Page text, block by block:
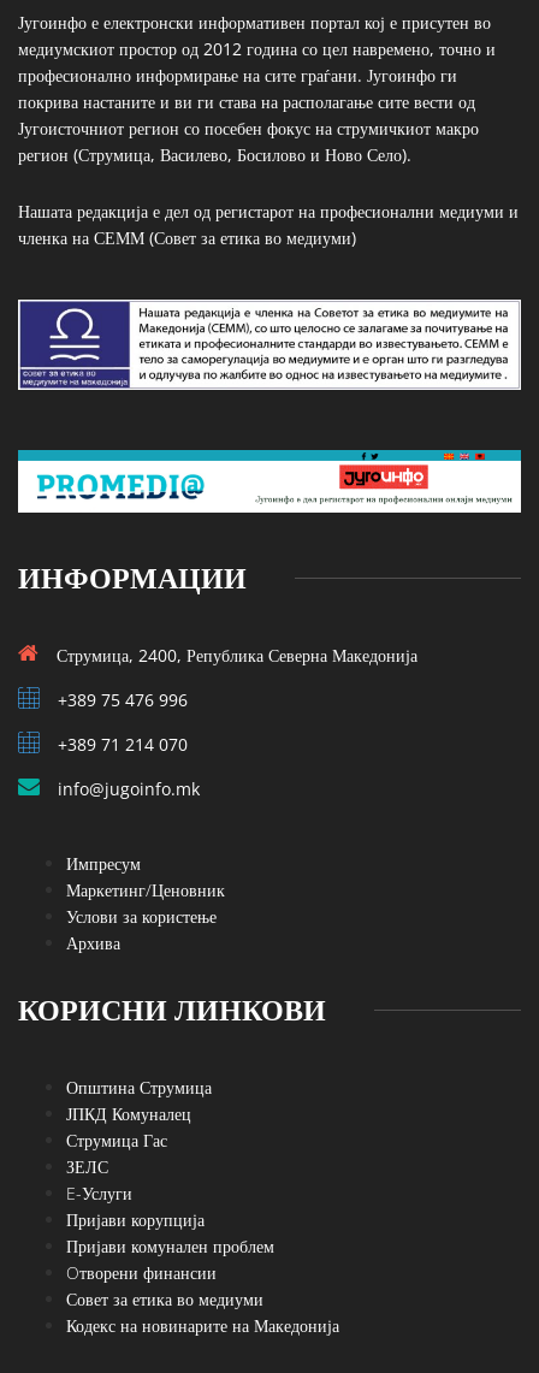
Југоинфо е електронски информативен портал кој е присутен во
медиумскиот простор од 2012 година со цел навремено, точно и
професионално информирање на сите граѓани. Југоинфо ги
покрива настаните и ви ги става на располагање сите вести од
Југоисточниот регион со посебен фокус на струмичкиот макро
регион (Струмица, Василево, Босилово и Ново Село).
Нашата редакција е дел од регистарот на професионални медиуми и
членка на СЕММ (Совет за етика во медиуми)
ИНФОРМАЦИИ
Струмица, 2400, Република Северна Македонија
+389 75 476 996
+389 71 214 070
info@jugoinfo.mk
Импресум
Маркетинг/Ценовник
Услови за користење
Архива
КОРИСНИ ЛИНКОВИ
Општина Струмица
ЈПКД Комуналец
Струмица Гас
ЗЕЛС
E-Услуги
Пријави корупција
Пријави комунален проблем
Oтворени финансии
Совет за етика во медиуми
Кодекс на новинарите на Македонија